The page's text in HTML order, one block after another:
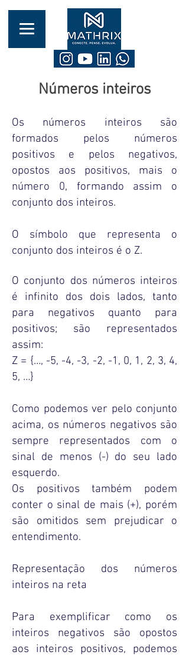
Números inteiros​
Os números inteiros são
formados pelos números
positivos e pelos negativos,
opostos aos positivos, mais o
número 0, formando assim o
conjunto dos inteiros.
O símbolo que representa o
conjunto dos inteiros é o Z.
O conjunto dos números inteiros
é infinito dos dois lados, tanto
para negativos quanto para
positivos; são representados
assim:
Z = {…, -5, -4, -3, -2, -1, 0, 1, 2, 3, 4,
5, …}
Como podemos ver pelo conjunto
acima, os números negativos são
sempre representados com o
sinal de menos (-) do seu lado
esquerdo.
Os positivos também podem
conter o sinal de mais (+), porém
são omitidos sem prejudicar o
entendimento.
Representação dos números
inteiros na reta
Para exemplificar como os
inteiros negativos são opostos
aos inteiros positivos, podemos